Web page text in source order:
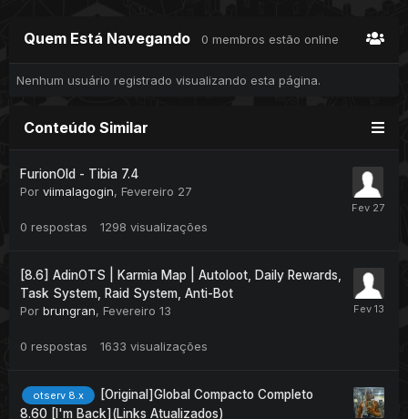
Quem Está Navegando 0 membros estão online
Nenhum usuário registrado visualizando esta página.
Conteúdo Similar
FurionOld - Tibia 7.4
Por viimalagogin, Fevereiro 27
0 respostas 1298 visualizações
[8.6] AdinOTS | Karmia Map | Autoloot, Daily Rewards,
Task System, Raid System, Anti-Bot
Por brungran, Fevereiro 13
0 respostas 1633 visualizações
otserv 8.x
[Original]Global Compacto Completo
8.60 [I'm Back](Links Atualizados)